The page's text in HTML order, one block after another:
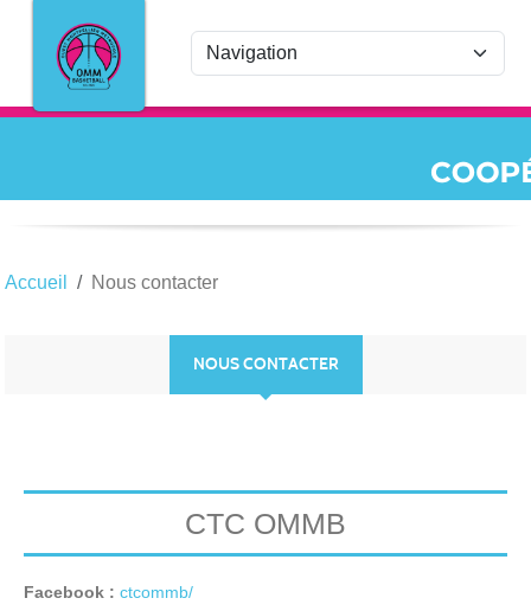
Accueil Nous contacter
NOUS CONTACTER
CTC OMMB
Facebook : ctcommb/